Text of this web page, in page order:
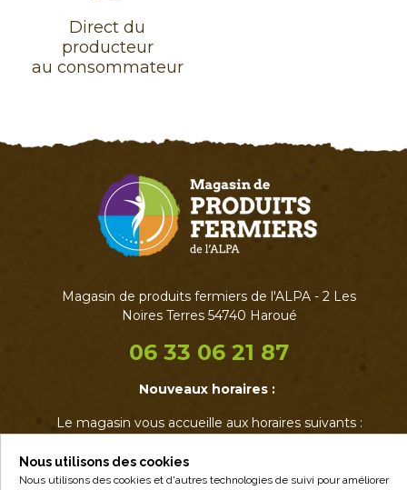
Direct du
producteur
au consommateur
Magasin de produits fermiers de l'ALPA - 2 Les
Noires Terres 54740 Haroué
06 33 06 21 87
Nouveaux horaires :
Le magasin vous accueille aux horaires suivants :
• Jeudi : 17h - 19h
• Vendredi : 14h - 19h
Nous utilisons des cookies
Nous utilisons des cookies et d'autres technologies de suivi pour améliorer